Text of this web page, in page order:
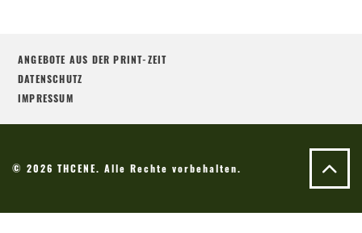
ANGEBOTE AUS DER PRINT-ZEIT
DATENSCHUTZ
IMPRESSUM
© 2026 THCENE. Alle Rechte vorbehalten.